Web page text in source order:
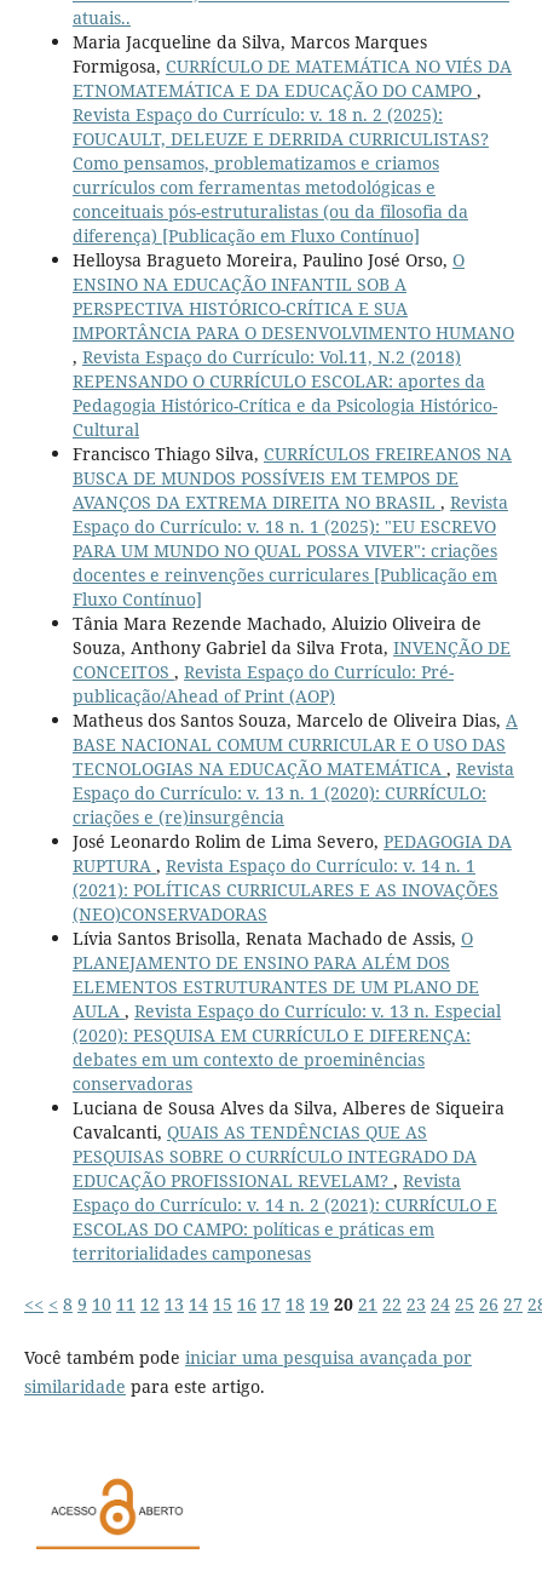
atuais..
Maria Jacqueline da Silva, Marcos Marques
Formigosa, CURRÍCULO DE MATEMÁTICA NO VIÉS DA
ETNOMATEMÁTICA E DA EDUCAÇÃO DO CAMPO ,
Revista Espaço do Currículo: v. 18 n. 2 (2025):
FOUCAULT, DELEUZE E DERRIDA CURRICULISTAS?
Como pensamos, problematizamos e criamos
currículos com ferramentas metodológicas e
conceituais pós-estruturalistas (ou da filosofia da
diferença) [Publicação em Fluxo Contínuo]
Helloysa Bragueto Moreira, Paulino José Orso, O
ENSINO NA EDUCAÇÃO INFANTIL SOB A
PERSPECTIVA HISTÓRICO-CRÍTICA E SUA
IMPORTÂNCIA PARA O DESENVOLVIMENTO HUMANO
, Revista Espaço do Currículo: Vol.11, N.2 (2018)
REPENSANDO O CURRÍCULO ESCOLAR: aportes da
Pedagogia Histórico-Crítica e da Psicologia Histórico-
Cultural
Francisco Thiago Silva, CURRÍCULOS FREIREANOS NA
BUSCA DE MUNDOS POSSÍVEIS EM TEMPOS DE
AVANÇOS DA EXTREMA DIREITA NO BRASIL , Revista
Espaço do Currículo: v. 18 n. 1 (2025): "EU ESCREVO
PARA UM MUNDO NO QUAL POSSA VIVER": criações
docentes e reinvenções curriculares [Publicação em
Fluxo Contínuo]
Tânia Mara Rezende Machado, Aluizio Oliveira de
Souza, Anthony Gabriel da Silva Frota, INVENÇÃO DE
CONCEITOS , Revista Espaço do Currículo: Pré-
publicação/Ahead of Print (AOP)
Matheus dos Santos Souza, Marcelo de Oliveira Dias, A
BASE NACIONAL COMUM CURRICULAR E O USO DAS
TECNOLOGIAS NA EDUCAÇÃO MATEMÁTICA , Revista
Espaço do Currículo: v. 13 n. 1 (2020): CURRÍCULO:
criações e (re)insurgência
José Leonardo Rolim de Lima Severo, PEDAGOGIA DA
RUPTURA , Revista Espaço do Currículo: v. 14 n. 1
(2021): POLÍTICAS CURRICULARES E AS INOVAÇÕES
(NEO)CONSERVADORAS
Lívia Santos Brisolla, Renata Machado de Assis, O
PLANEJAMENTO DE ENSINO PARA ALÉM DOS
ELEMENTOS ESTRUTURANTES DE UM PLANO DE
AULA , Revista Espaço do Currículo: v. 13 n. Especial
(2020): PESQUISA EM CURRÍCULO E DIFERENÇA:
debates em um contexto de proeminências
conservadoras
Luciana de Sousa Alves da Silva, Alberes de Siqueira
Cavalcanti, QUAIS AS TENDÊNCIAS QUE AS
PESQUISAS SOBRE O CURRÍCULO INTEGRADO DA
EDUCAÇÃO PROFISSIONAL REVELAM? , Revista
Espaço do Currículo: v. 14 n. 2 (2021): CURRÍCULO E
ESCOLAS DO CAMPO: políticas e práticas em
territorialidades camponesas
<< < 8 9 10 11 12 13 14 15 16 17 18 19 20 21 22 23 24 25 26 27
Você também pode iniciar uma pesquisa avançada por
similaridade para este artigo.